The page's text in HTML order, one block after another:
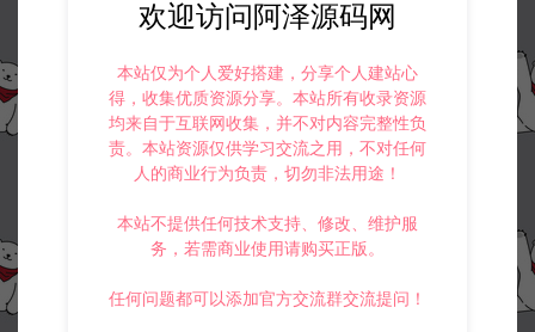
教程补丁 【幽冥传奇】零基础架设+全面修改1-105
欢迎访问阿泽源码网
本站仅为个人爱好搭建，分享个人建站心
得，收集优质资源分享。本站所有收录资源
均来自于互联网收集，并不对内容完整性负
责。本站资源仅供学习交流之用，不对任何
人的商业行为负责，切勿非法用途！
本站不提供任何技术支持、修改、维护服
务，若需商业使用请购买正版。
任何问题都可以添加官方交流群交流提问！